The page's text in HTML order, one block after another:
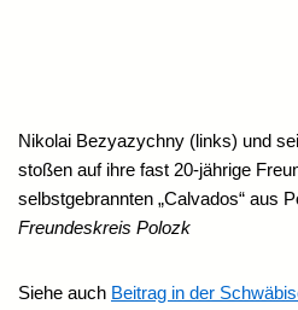
Nikolai Bezyazychny (links) und
stoßen auf ihre fast 20-jährige
selbstgebrannten „Calvados“ aus
Freundeskreis Polozk
Siehe auch Beitrag in der